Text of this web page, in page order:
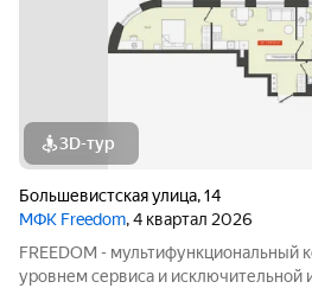
3D-тур
Большевистская улица,14
МФК Freedom, 4 квартал 2026
FREEDOM - мультифункциональный
уровнем сервиса и исключительной